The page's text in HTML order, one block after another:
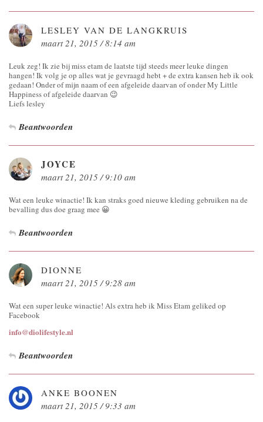
LESLEY VAN DE LANGKRUIS
maart 21, 2015 / 8:14 am
Leuk zeg! Ik zie bij miss etam de laatste tijd steeds meer leuke dingen
hangen! Ik volg je op alles wat je gevraagd hebt + de extra kansen heb ik ook
gedaan! Onder of mijn naam of een afgeleide daarvan of onder My Little
Happiness of afgeleide daarvan 😉
Liefs lesley
Beantwoorden
JOYCE
maart 21, 2015 / 9:10 am
Wat een leuke winactie! Ik kan straks goed nieuwe kleding gebruiken na de
bevalling dus doe graag mee 😀
Beantwoorden
DIONNE
maart 21, 2015 / 9:28 am
Wat een super leuke winactie! Als extra heb ik Miss Etam geliked op
Facebook
info@diolifestyle.nl
Beantwoorden
ANKE BOONEN
maart 21, 2015 / 9:33 am